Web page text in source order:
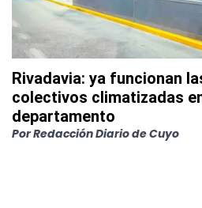
Rivadavia: ya funcionan
colectivos climatizadas
departamento
PorRedacción Diario de Cuyo